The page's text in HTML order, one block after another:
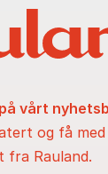
vårt
og få med
fra Rauland.